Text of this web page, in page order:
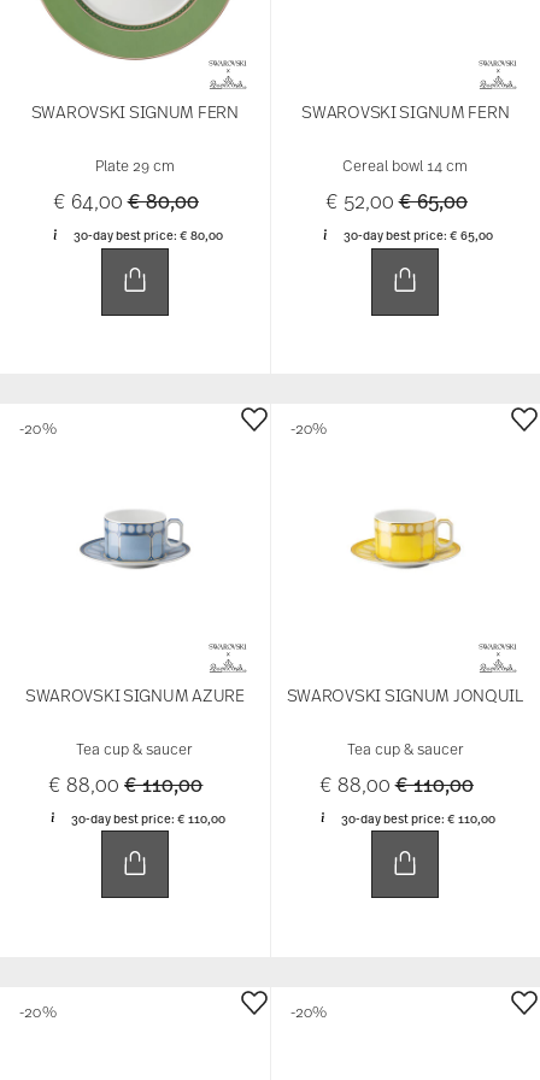
SWAROVSKI SIGNUM FERN
Plate 29 cm
€ 64,00Price reduced from
€ 80,00to
30-day best price: € 80,00
SWAROVSKI SIGNUM FERN
Cereal bowl 14 cm
€ 52,00Price reduced
€ 65,00to
30-day best price:€ 65,00
SWAROVSKI SIGNUM AZURE
Tea cup & saucer
€ 88,00Price reduced from
€ 110,00to
30-day best price: € 110,00
-20%
SWAROVSKI SIGNUM JONQUIL
Tea cup & saucer
€ 88,00Price reduced
€ 110,00to
30-day best price:€ 110,00
-20%
-20% -20%